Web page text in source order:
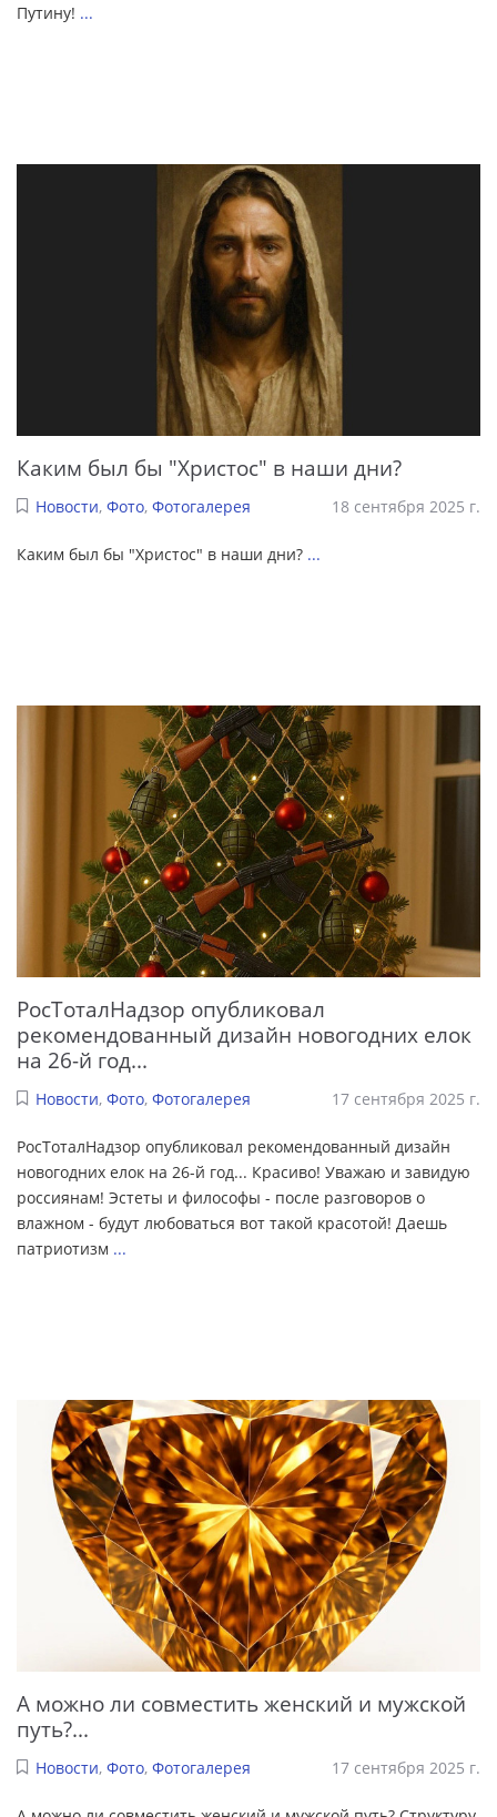
Путину! ...
Каким был бы "Христос" в наши дни?
Новости, Фото, Фотогалерея 18 сентября 2025 г.
Каким был бы "Христос" в наши дни? ...
РосТоталНадзор опубликовал
рекомендованный дизайн новогодних елок
на 26-й год...
Новости, Фото, Фотогалерея 17 сентября 2025 г.
РосТоталНадзор опубликовал рекомендованный дизайн
новогодних елок на 26-й год... Красиво! Уважаю и завидую
россиянам! Эстеты и философы - после разговоров о
влажном - будут любоваться вот такой красотой! Даешь
патриотизм ...
А можно ли совместить женский и мужской
путь?...
Новости, Фото, Фотогалерея 17 сентября 2025 г.